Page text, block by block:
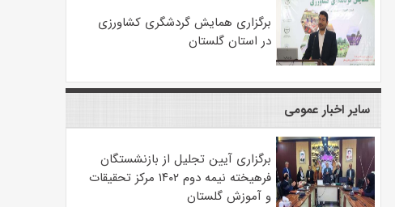
برگزاری همایش گردشگری کشاورزی
در استان گلستان
سایر اخبار عمومی
برگزاری آیین تجلیل از بازنشستگان
فرهیخته نیمه دوم ۱۴۰۲ مرکز تحقیقات
و آموزش گلستان